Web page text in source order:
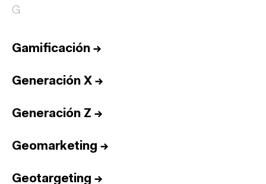
G
Gamificación →
Generación X →
Generación Z →
Geomarketing →
Geotargeting →